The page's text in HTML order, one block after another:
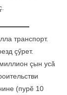
транспорт.
çӳрет.
çын усă
(пурӗ 10